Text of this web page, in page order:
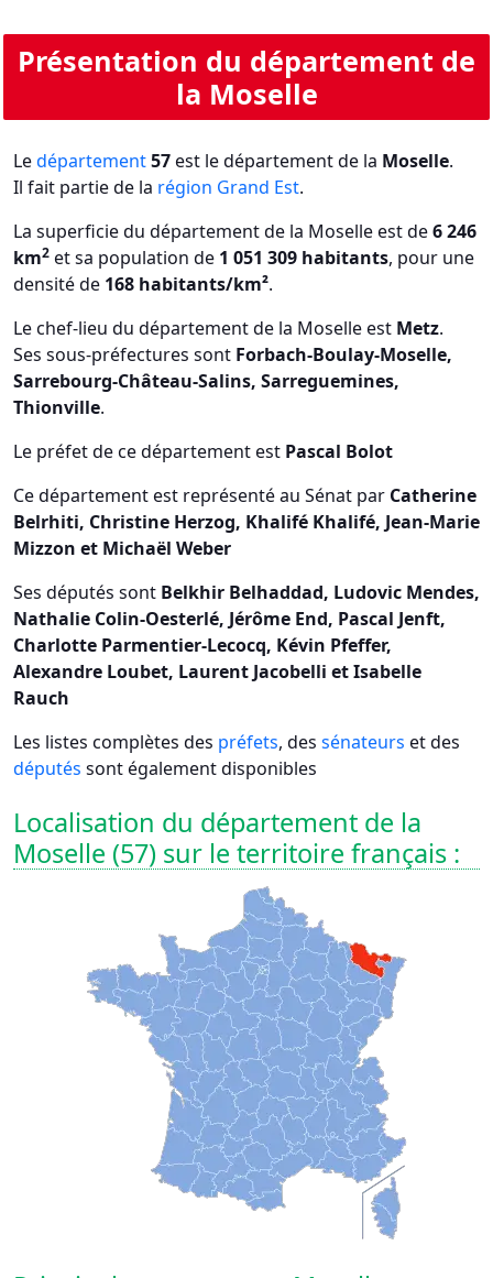
Présentation du département de
la Moselle
Ledépartement57est le département de la Moselle.
Il fait partie de la région Grand Est.
La superficie du département de la Moselle est de6 246
km2 et sa population de 1 051 309 habitants, pour une
densité de 168 habitants/km².
Le chef-lieu du département de la Moselle est Metz.
Ses sous-préfectures sont Forbach-Boulay-Moselle,
Sarrebourg-Château-Salins, Sarreguemines,
Thionville.
Le préfet de ce département est Pascal Bolot
Ce département est représenté au Sénat par Catherine
Belrhiti, Christine Herzog, Khalifé Khalifé, Jean-Marie
Mizzon et Michaël Weber
Ses députés sont Belkhir Belhaddad, Ludovic Mendes,
Nathalie Colin-Oesterlé, Jérôme End, Pascal Jenft,
Charlotte Parmentier-Lecocq, Kévin Pfeffer,
Alexandre Loubet, Laurent Jacobelli et Isabelle
Rauch
Les listes complètes des préfets, des sénateurs et des
députés sont également disponibles
Localisation du département de la
Moselle (57) sur le territoire français :